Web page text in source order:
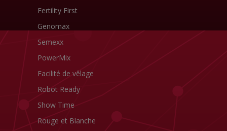
Fertility First
Genomax
Semexx
PowerMix
Facilité de vêlage
Robot Ready
Show Time
Rouge et Blanche